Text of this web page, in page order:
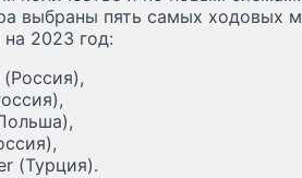
выбраны пять самых ходовых
2023 год:
(Турция).